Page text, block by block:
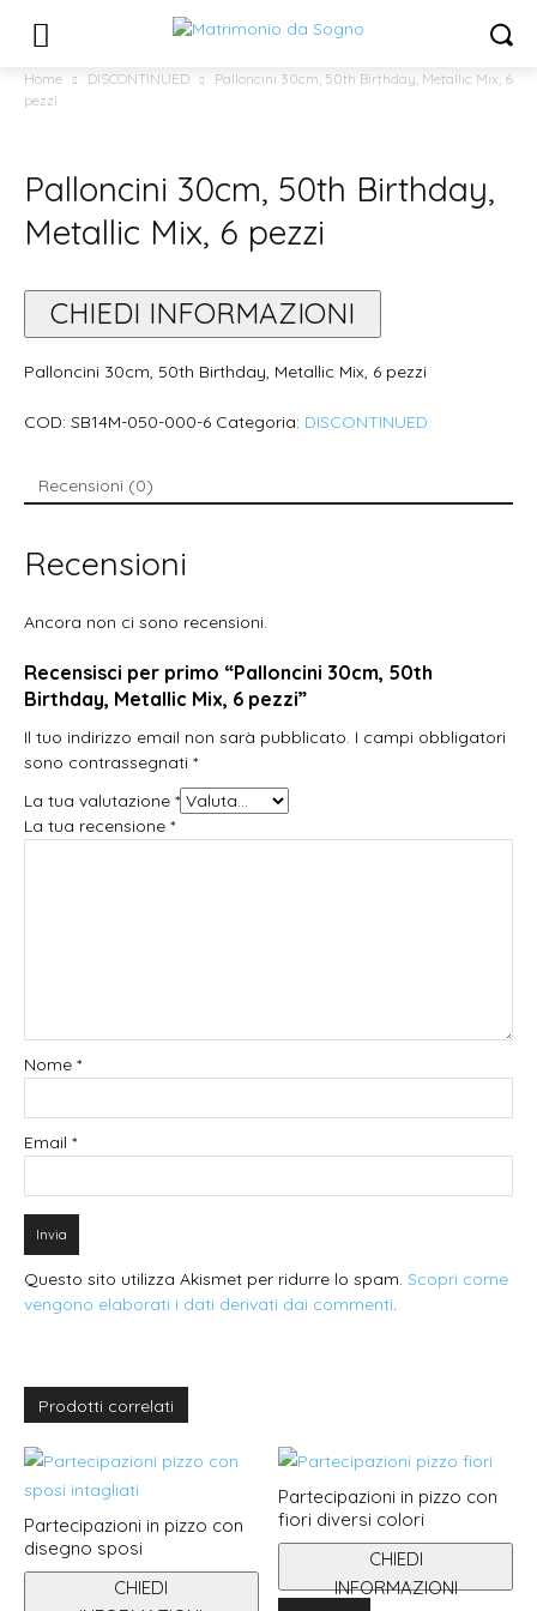
Home DISCONTINUED
Palloncini 30cm, 50th Birthday, Metallic Mix, 6
pezzi
Palloncini 30cm, 50th Birthday,
Metallic Mix, 6 pezzi
CHIEDI INFORMAZIONI
Palloncini 30cm, 50th Birthday, Metallic Mix, 6 pezzi
COD: SB14M-050-000-6 Categoria: DISCONTINUED
Recensioni (0)
Recensioni
Ancora non ci sono recensioni.
Recensisci per primo “Palloncini 30cm, 50th
Birthday, Metallic Mix, 6 pezzi”
Il tuo indirizzo email non sarà pubblicato. I campi obbligatori
sono contrassegnati *
La tua valutazione *
La tua recensione *
Nome *
Email *
Questo sito utilizza Akismet per ridurre lo spam. Scopri come
vengono elaborati i dati derivati dai commenti
Prodotti correlati
Partecipazioni in pizzo con
disegno sposi
CHIEDI
Partecipazioni in pizzo con
fiori diversi colori
CHIEDI
INFORMAZIONI